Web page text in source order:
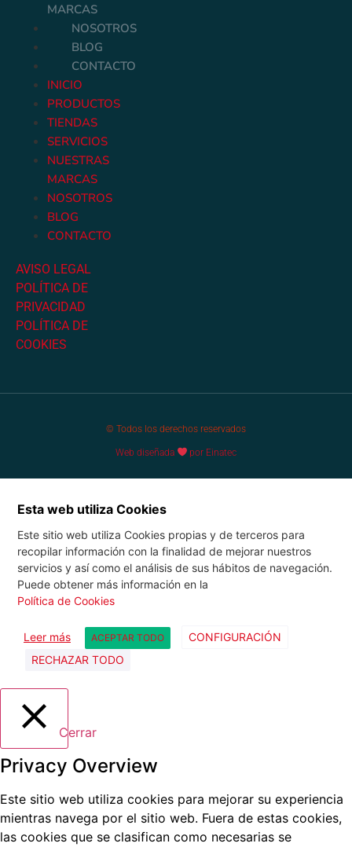
MARCAS
NOSOTROS
BLOG
CONTACTO
INICIO
PRODUCTOS
TIENDAS
SERVICIOS
NUESTRAS
MARCAS
NOSOTROS
BLOG
CONTACTO
AVISO LEGAL
POLÍTICA DE
PRIVACIDAD
POLÍTICA DE
COOKIES
© Todos los derechos reservados
Web diseñada por Einatec
Esta web utiliza Cookies
Este sitio web utiliza Cookies propias y de terceros para
recopilar información con la finalidad de mejorar nuestros
servicios y así como el análisis de sus hábitos de navegación.
Puede obtener más información en la
Política de Cookies
Leer más ACEPTAR TODO
CONFIGURACIÓN
RECHAZAR TODO
Cerrar
Privacy Overview
Este sitio web utiliza cookies para mejorar su experiencia
mientras navega por el sitio web. Fuera de estas cookies,
las cookies que se clasifican como necesarias se